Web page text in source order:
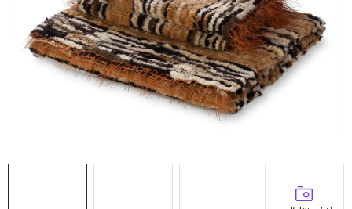
Dodanie tovaru a ceny za doručenie
Hodnotenie obchodu
Kontakty
Odmeny pre našich zákazníkov Moja objednávka